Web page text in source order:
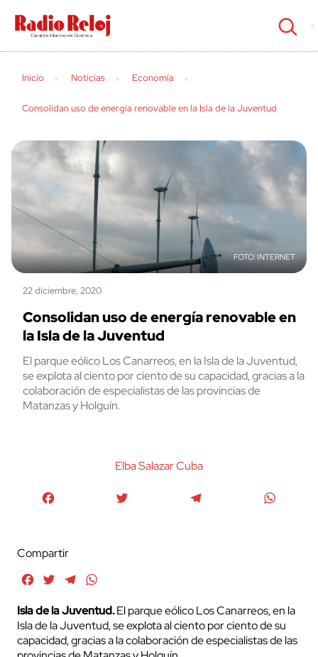
cerrar
Inicio Noticias Economía
Consolidan uso de energía renovable en la Isla de la Juventud
INTERNET
22 diciembre, 2020
Consolidan uso de energía renovable en
la Isla de la Juventud
El parque eólico Los Canarreos, en la Isla de la Juventud,
se explota al ciento por ciento de su capacidad, gracias a la
colaboración de especialistas de las provincias de
Matanzas y Holguín.
Elba Salazar Cuba
Compartir
FacebookTwitterTelegram
Isla de la Juventud.El parque eólico Los Canarreos, en la
Isla de la Juventud, se explota al ciento por ciento de su
capacidad, gracias a la colaboración de especialistas de las